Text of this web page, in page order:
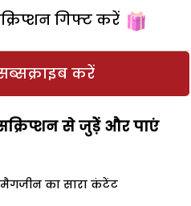
गिफ्ट करें
करें
से जुड़ेें और पाएं
मैगजीन का सारा कंटेंट